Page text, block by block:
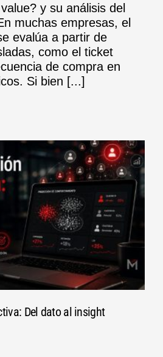
y su análisis del
muchas empresas, el
evalúa a partir de
como el ticket
de compra en
Si bien [...]
Del dato al insight